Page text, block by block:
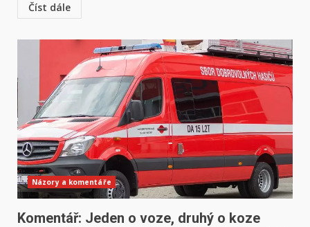
Číst dále
Názory a komentáře
Komentář: Jeden o voze, druhý o koze